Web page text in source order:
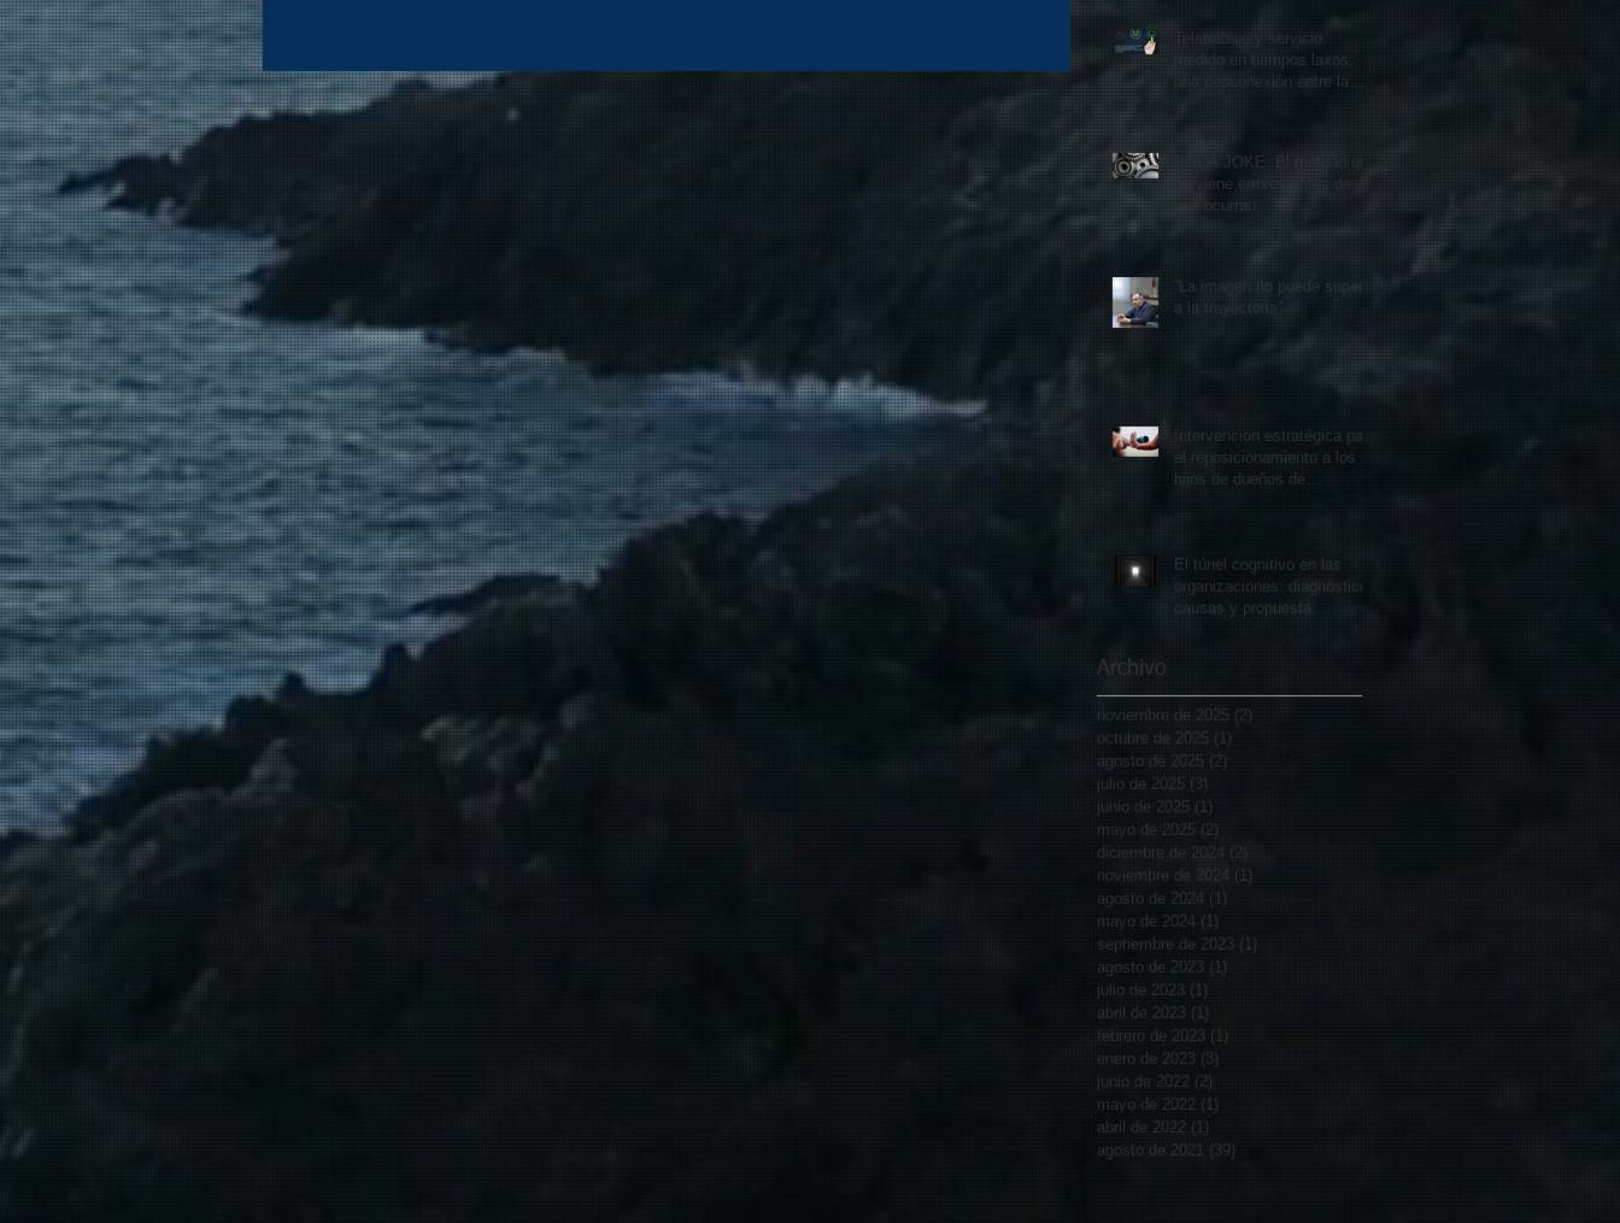
Teletrabajo y servicio
medido en tiempos laxos:
una desconexión entre la
organización y el mercado
POCA JOKE: El método que
previene errores antes de
que ocurran
“La imagen no puede superar
a la trayectoria”
Intervención estratégica para
el reposicionamiento a los
hijos de dueños de
El túnel cognitivo en las
organizaciones: diagnóstico,
causas y propuesta
Archivo
noviembre de 2025 (2)
octubre de 2025 (1)
agosto de 2025 (2)
julio de 2025 (3)
junio de 2025 (1)
mayo de 2025 (2)
diciembre de 2024 (2)
noviembre de 2024 (1)
agosto de 2024 (1)
mayo de 2024 (1)
septiembre de 2023 (1)
agosto de 2023 (1)
julio de 2023 (1)
abril de 2023 (1)
febrero de 2023 (1)
enero de 2023 (3)
junio de 2022 (2)
mayo de 2022 (1)
abril de 2022 (1)
agosto de 2021 (39)